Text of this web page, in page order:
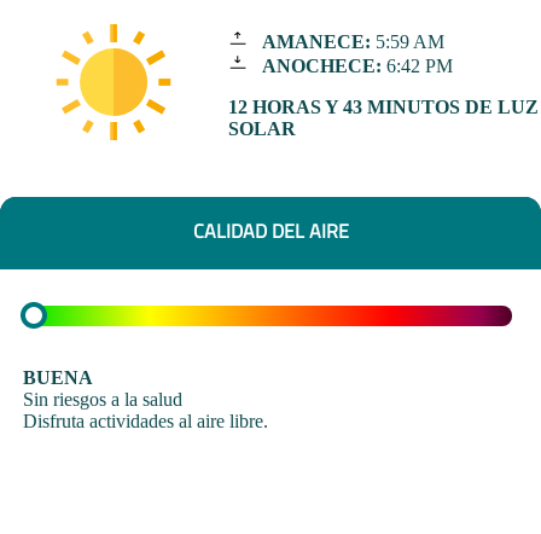
AMANECE: 5:59 AM
ANOCHECE: 6:42 PM
12 HORAS Y 43 MINUTOS DE LUZ
SOLAR
CALIDAD DEL AIRE
BUENA
Sin riesgos a la salud
Disfruta actividades al aire libre.